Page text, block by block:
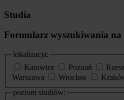
Studia
Formularz wyszukiwania na
lokalizacja:
Katowice
Poznań
Warszawa
Wrocław
poziom studiów: